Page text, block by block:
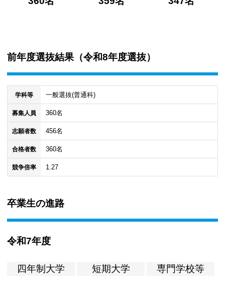
前年度選抜結果（令和8年度選抜）
学科等 一般選抜(普通科)
募集人員 360名
志願者数 456名
合格者数 360名
競争倍率 1.27
卒業生の進路
令和7年度
四年制大学 短期大学 専門学校等